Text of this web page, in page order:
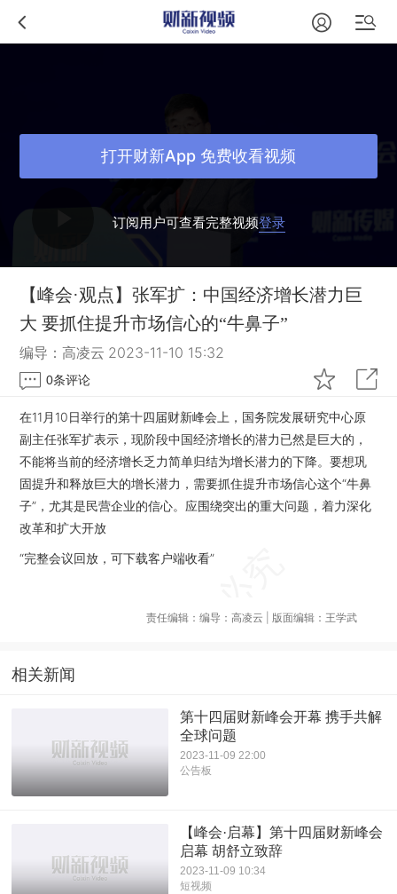
订阅用户可查看完整视频登录
打开财新App 免费收看视频
【峰会·观点】张军扩：中国经济增长潜力巨
大 要抓住提升市场信心的“牛鼻子”
编导：高凌云 2023-11-10 15:32
0条评论
在11月10日举行的第十四届财新峰会上，国务院发展研究中心原
副主任张军扩表示，现阶段中国经济增长的潜力已然是巨大的，
不能将当前的经济增长乏力简单归结为增长潜力的下降。要想巩
固提升和释放巨大的增长潜力，需要抓住提升市场信心这个“牛鼻
子”，尤其是民营企业的信心。应围绕突出的重大问题，着力深化
改革和扩大开放
“完整会议回放，可下载客户端收看”
责任编辑：编导：高凌云 | 版面编辑：王学武
相关新闻
第十四届财新峰会开幕 携手共解
全球问题
2023-11-09 22:00
公告板
【峰会·启幕】第十四届财新峰会
启幕 胡舒立致辞
2023-11-09 10:34
短视频